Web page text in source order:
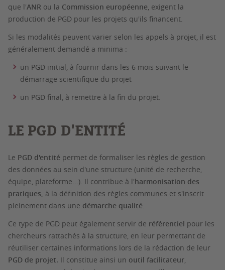
que l'ANR ou la Commission européenne, exigent la
production de PGD pour les projets qu'ils financent.
Si les modalités peuvent varier selon les appels à projet, il est
généralement demandé a minima :
un PGD initial, à fournir dans les 6 mois suivant le
démarrage scientifique du projet
un PGD final, à remettre à la fin du projet.
LE PGD D'ENTITÉ
Le PGD d'entité permet de formaliser les règles de gestion
des données au sein d'une structure (unité de recherche,
équipe, plateforme...). Il contribue à l'harmonisation des
pratiques, à la définition des règles communes et s'inscrit
pleinement dans une démarche qualité.
Ce type de PGD peut également servir de référentiel pour les
chercheurs rattachés à la structure, en leur permettant de
réutiliser certaines informations lors de la rédaction de leur
PGD de projet. Il constitue ainsi un outil facilitateur,